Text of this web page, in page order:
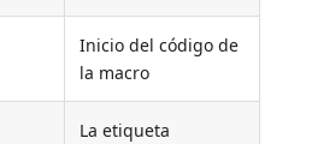
Inicio del código de
la macro
La etiqueta